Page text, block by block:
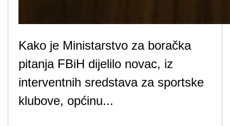
Kako je Ministarstvo za boračka
pitanja FBiH dijelilo novac, iz
interventnih sredstava za sportske
klubove, općinu...